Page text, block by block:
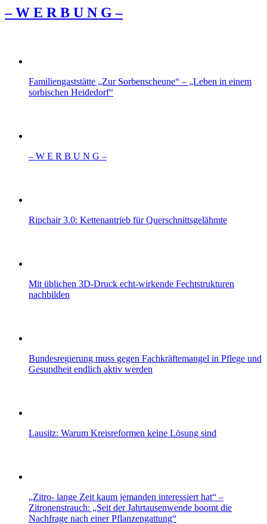
– W Ε R Β U Ν G –
Familiengaststätte „Zur Sorbenscheune“ – „Leben in einem
sorbischen Heidedorf“
– W Ε R Β U Ν G –
Ripchair 3.0: Kettenantrieb für Querschnittsgelähmte
Mit üblichen 3D-Druck echt-wirkende Fechtstrukturen
nachbilden
Bundesregierung muss gegen Fachkräftemangel in Pflege und
Gesundheit endlich aktiv werden
Lausitz: Warum Kreisreformen keine Lösung sind
„Zitro- lange Zeit kaum jemanden interessiert hat“ –
Zitronenstrauch: „Seit der Jahrtausenwende boomt die
Nachfrage nach einer Pflanzengattung“